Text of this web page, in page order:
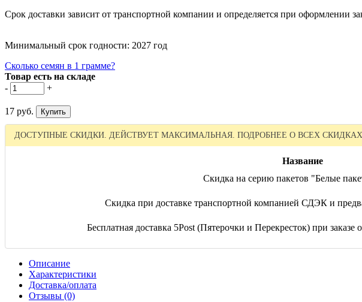
Срок доставки зависит от транспортной компании и определяется при оформлении
Минимальный срок годности: 2027 год
Сколько семян в 1 грамме?
Товар есть на складе
-
+
17 руб.
ДОСТУПНЫЕ СКИДКИ. ДЕЙСТВУЕТ МАКСИМАЛЬНАЯ. ПОДРОБНЕЕ О ВСЕХ
Название
Скидка на серию пакетов "Белые
Скидка при доставке транспортной компанией СДЭК и
Бесплатная доставка 5Post (Пятерочки и Перекресток) при заказе
Описание
Характеристики
Доставка/оплата
Отзывы (0)